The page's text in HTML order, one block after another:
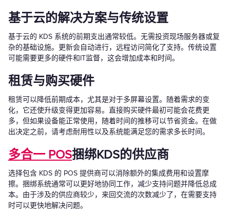
基于云的解决方案与传统设置
基于云的 KDS 系统的前期支出通常较低。无需投资现场服务器或复
杂的基础设施。更新会自动进行，远程访问简化了支持。传统设置
可能需要更多的硬件和IT监督，这会增加成本和时间。
租赁与购买硬件
租赁可以降低前期成本，尤其是对于多屏幕设置。随着需求的变
化，它还使升级变得更加容易。直接购买硬件最初可能会花费更
多，但如果设备能正常使用，随着时间的推移可以节省资金。在做
出决定之前，请考虑耐用性以及系统能满足您的需求多长时间。
多合一 POS捆绑KDS的供应商
选择包含 KDS 的 POS 提供商可以消除额外的集成费用和设置摩
擦。捆绑系统通常可以更好地协同工作，减少支持问题并降低总成
本。由于涉及的供应商较少，来回交流的次数减少了，在需要支持
时可以更快地解决问题。